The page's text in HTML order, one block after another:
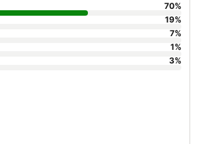
70%
19%
7%
1%
3%